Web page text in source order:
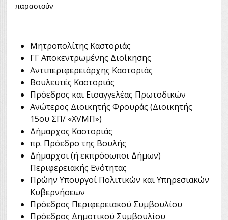
παραστούν
Μητροπολίτης Καστοριάς
ΓΓ Αποκεντρωμένης Διοίκησης
Αντιπεριφερειάρχης Καστοριάς
Βουλευτές Καστοριάς
Πρόεδρος και Εισαγγελέας Πρωτοδικών
Ανώτερος Διοικητής Φρουράς (Διοικητής
15ου ΣΠ/ «XVΜΠ»)
Δήμαρχος Καστοριάς
πρ. Πρόεδρο της Βουλής
Δήμαρχοι (ή εκπρόσωποι Δήμων)
Περιφερειακής Ενότητας
Πρώην Υπουργοί Πολιτικών και Υπηρεσιακών
Κυβερνήσεων
Πρόεδρος Περιφερειακού Συμβουλίου
Πρόεδρος Δημοτικού Συμβουλίου